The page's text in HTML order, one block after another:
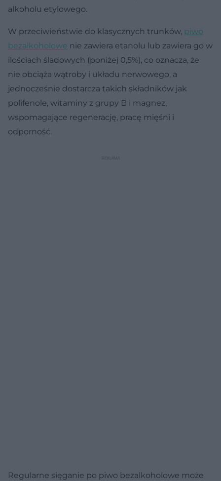
alkoholu etylowego.
W przeciwieństwie do klasycznych trunków, piwo
bezalkoholowe nie zawiera etanolu lub zawiera go w
ilościach śladowych (poniżej 0,5%), co oznacza, że
nie obciąża wątroby i układu nerwowego, a
jednocześnie dostarcza takich składników jak
polifenole, witaminy z grupy B i magnez,
wspomagające regenerację, pracę mięśni i
odporność.
Regularne sięganie po piwo bezalkoholowe może